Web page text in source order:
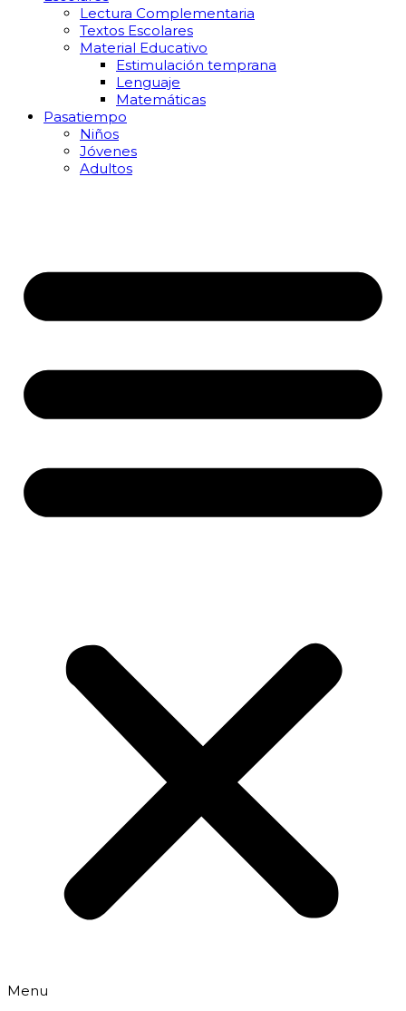
Lectura Complementaria
Textos Escolares
Material Educativo
Estimulación temprana
Lenguaje
Matemáticas
Pasatiempo
Niños
Jóvenes
Adultos
Menu